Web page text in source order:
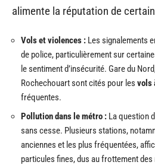
alimente la réputation de
Vols et violences : Les signalements
de police, particulièrement sur
le sentiment d’insécurité. Gare du
Rochechouart sont cités pour les vols
fréquentes.
Pollution dans le métro : La question
sans cesse. Plusieurs stations,
anciennes et les plus fréquentées,
particules fines, dus au frottement